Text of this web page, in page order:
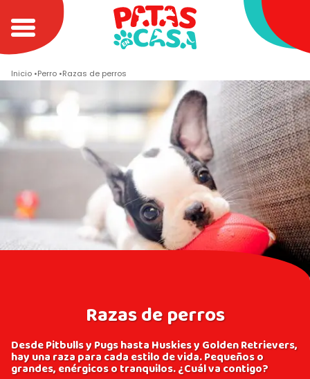
Inicio Perro Razas de perros
Razas de perros
Desde Pitbulls y Pugs hasta Huskies y Golden Retrievers,
hay una raza para cada estilo de vida. Pequeños o
grandes, enérgicos o tranquilos. ¿Cuál va contigo?